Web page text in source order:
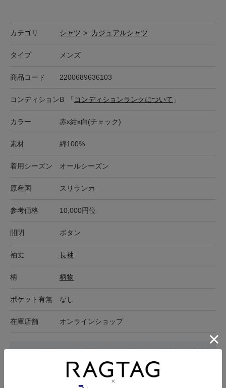
カテゴリ シャツ > カジュアルシャツ
タイプ メンズ
商品コード 2200689636103
コンディションB 「 コンディションランクについて 」
カラー 赤x紺x白(チェック)
素材 綿100%
着用シーズン オールシーズン
原産国 スリランカ
参考価格 10,000円位
開閉 ボタン
袖丈 長袖
柄 柄物
ポケット有無 なし
在庫店舗 オンラインショップ
50cm 44.5cm